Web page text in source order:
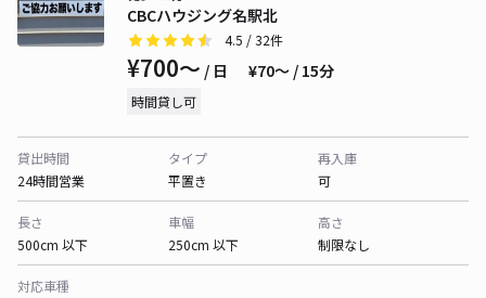
CBCハウジング名駅北
4.5 / 32件
¥700〜 / 日 ¥70〜 / 15分
時間貸し可
貸出時間
24時間営業
タイプ
平置き
再入庫
可
長さ
500cm 以下
車幅
250cm 以下
高さ
制限なし
対応車種